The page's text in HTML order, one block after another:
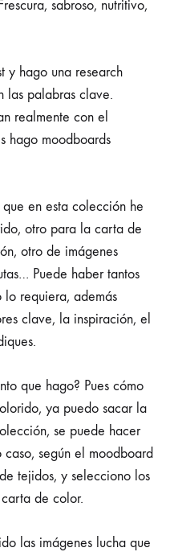
sabroso, nutritivo,
y hago una research
las palabras clave.
realmente con el
hago moodboards
en esta colección he
otro para la carta de
otro de imágenes
Puede haber tantos
requiera, además
clave, la inspiración, el
que hago? Pues cómo
ya puedo sacar la
se puede hacer
caso, según el moodboard
tejidos, y selecciono los
de color.
las imágenes lucha que